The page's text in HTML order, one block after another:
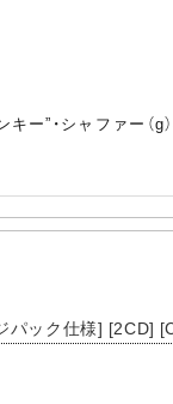
”・シャファー（g
ジパック仕様]